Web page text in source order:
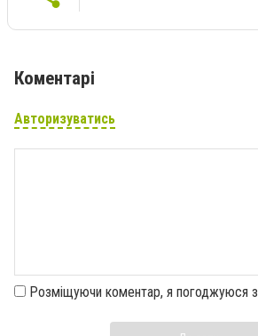
Коментарі
Авторизуватись
Розміщуючи коментар, я погоджуюся з